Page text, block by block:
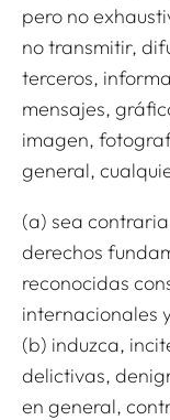
pero no
no transmitir,
terceros,
mensajes,
imagen,
general,
(a) sea
derechos
reconocidas
internacionales
(b) induzca,
delictivas,
en general,